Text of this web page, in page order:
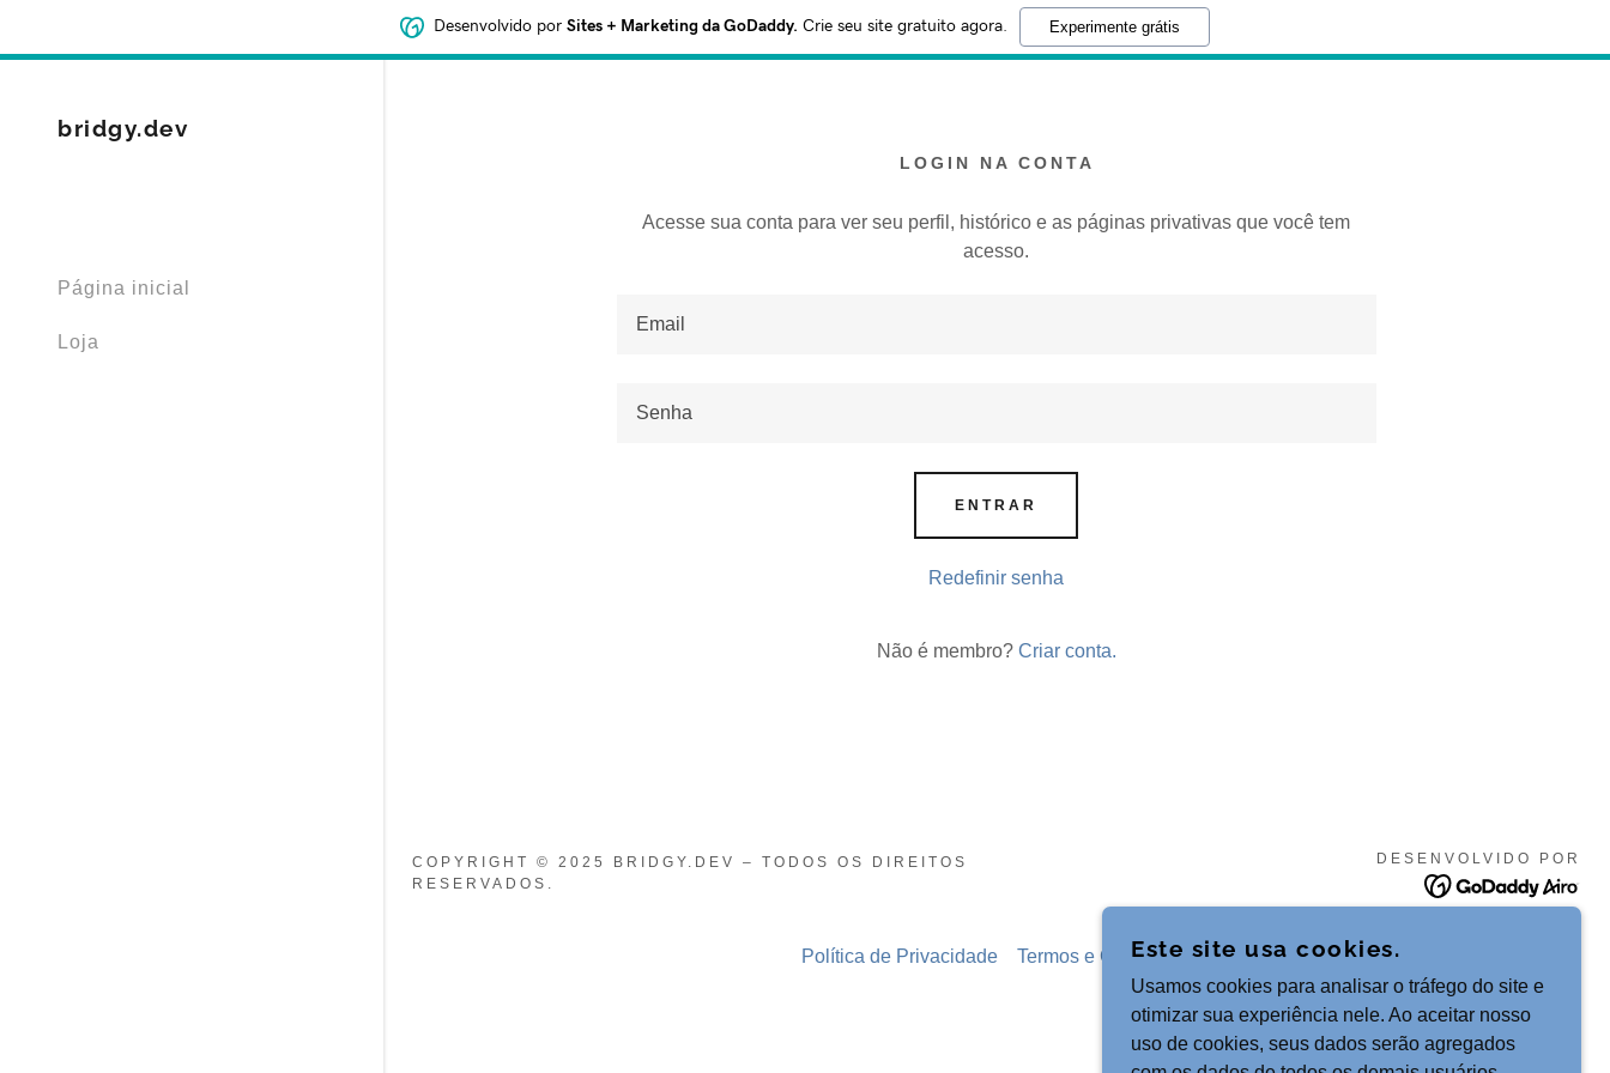
Desenvolvido por Sites + Marketing da GoDaddy. Crie seu site gratuito agora. Experimente grátis
bridgy.dev
Página inicial
Loja
LOGIN NA CONTA
Acesse sua conta para ver seu perfil, histórico e as páginas privativas que você tem
acesso.
ENTRAR
Redefinir senha
Não é membro? Criar conta.
COPYRIGHT © 2025 BRIDGY.DEV – TODOS OS DIREITOS
RESERVADOS.
DESENVOLVIDO POR
Política de Privacidade Termos e CondiçõesEste site usa cookies.
Usamos cookies para analisar o tráfego do site e
otimizar sua experiência nele. Ao aceitar nosso
uso de cookies, seus dados serão agregados